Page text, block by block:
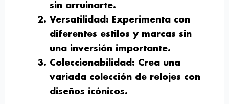
sin arruinarte.
Versatilidad : Experimenta con
diferentes estilos y marcas sin
una inversión importante.
Coleccionabilidad : Crea una
variada colección de relojes con
diseños icónicos.